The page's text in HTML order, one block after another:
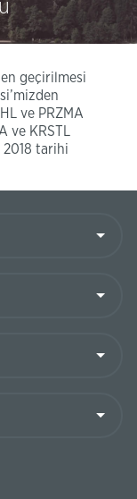
geçirilmesi
ve PRZMA
ve KRSTL
tarihi